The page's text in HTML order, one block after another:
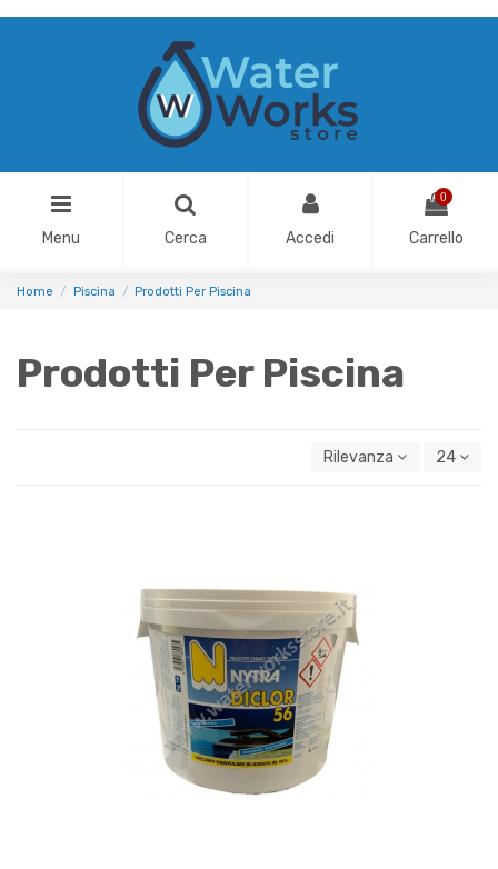
Menu Cerca Accedi
0
Carrello
Home Piscina Prodotti Per Piscina
Prodotti Per Piscina
Rilevanza 24